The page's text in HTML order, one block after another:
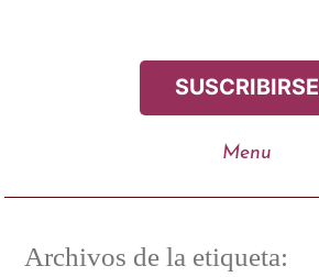
SUSCRIBIRSE
Archivos de la etiqueta: